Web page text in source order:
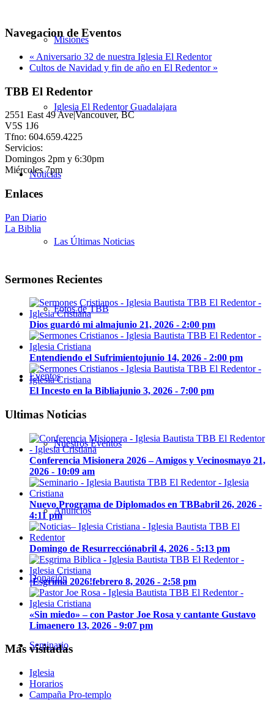
Misiones
Iglesia El Redentor Guadalajara
Noticias
Las Últimas Noticias
Fotos de TBB
Eventos
Nuestros Eventos
Anuncios
Donación
Seminario
Navegacion de Eventos
« Aniversario 32 de nuestra Iglesia El Redentor
Cultos de Navidad y fin de año en El Redentor »
TBB El Redentor
2551 East 49 Ave|Vancouver, BC
V5S 1J6
Tfno: 604.659.4225
Servicios:
Domingos 2pm y 6:30pm
Miércoles 7pm
Enlaces
Pan Diario
La Biblia
Sermones Recientes
Dios guardó mi almajunio 21, 2026 - 2:00 pm
Entendiendo el Sufrimientojunio 14, 2026 - 2:00 pm
El Incesto en la Bibliajunio 3, 2026 - 7:00 pm
Ultimas Noticias
Conferencia Misionera 2026 – Amigos y Vecinosmayo 21,
2026 - 10:09 am
Nuevo Programa de Diplomados en TBBabril 26, 2026 -
4:11 pm
Domingo de Resurrecciónabril 4, 2026 - 5:13 pm
¡Esgrima 2026!febrero 8, 2026 - 2:58 pm
«Sin miedo» – con Pastor Joe Rosa y cantante Gustavo
Limaenero 13, 2026 - 9:07 pm
Más visitadas
Iglesia
Horarios
Campaña Pro-templo